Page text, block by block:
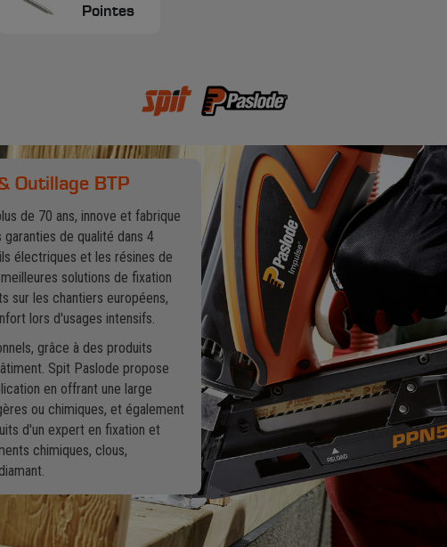
Pointes
Outillage BTP
de 70 ans, innove et fabrique
de qualité dans 4
électriques et les résines de
solutions de fixation
sur les chantiers européens,
lors d'usages intensifs.
grâce à des produits
Spit Paslode propose
en offrant une large
ou chimiques, et également
d'un expert en fixation et
chimiques, clous,